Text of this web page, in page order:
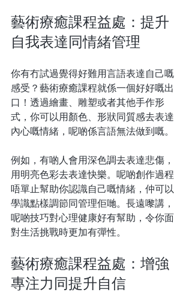
藝術療癒課程益處：提升
自我表達同情緒管理
你有冇試過覺得好難用言語表達自己嘅
感受？藝術療癒課程就係一個好好嘅出
口！透過繪畫、雕塑或者其他手作形
式，你可以用顏色、形狀同質感去表達
內心嘅情緒，呢啲係言語無法做到嘅。
例如，有啲人會用深色調去表達悲傷，
用明亮色彩去表達快樂。呢啲創作過程
唔單止幫助你認識自己嘅情緒，仲可以
學識點樣調節同管理佢哋。長遠嚟講，
呢啲技巧對心理健康好有幫助，令你面
對生活挑戰時更加有彈性。
藝術療癒課程益處：增強
專注力同提升自信